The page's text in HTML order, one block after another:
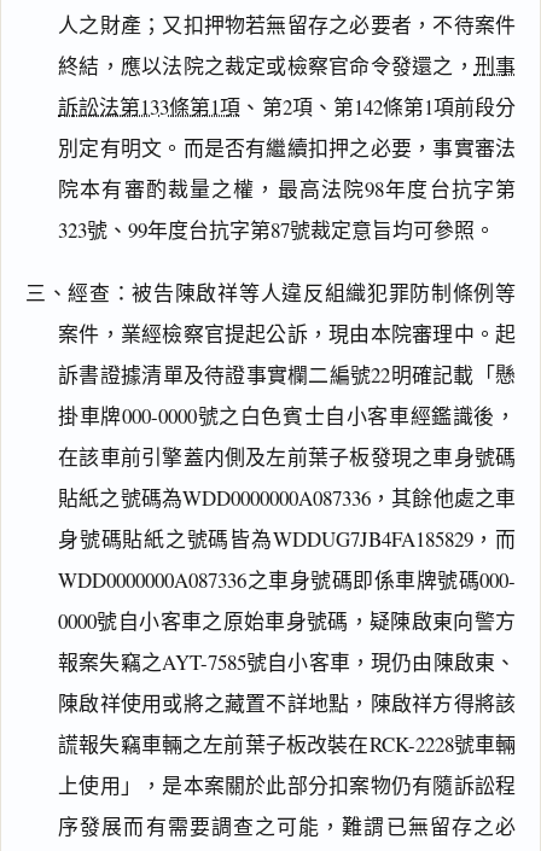
人之財產；又扣押物若無留存之必要者，不待案件
終結，應以法院之裁定或檢察官命令發還之， 刑事
訴訟法第133條第1項 、第2項、第142條第1項前段分
別定有明文。而是否有繼續扣押之必要，事實審法
院本有審酌裁量之權，最高法院98年度台抗字第
323號、99年度台抗字第87號裁定意旨均可參照。
三、經查：被告陳啟祥等人違反組織犯罪防制條例等
案件，業經檢察官提起公訴，現由本院審理中。起
訴書證據清單及待證事實欄二編號22明確記載「懸
掛車牌000-0000號之白色賓士自小客車經鑑識後，
在該車前引擎蓋内側及左前葉子板發現之車身號碼
貼紙之號碼為WDD0000000A087336，其餘他處之車
身號碼貼紙之號碼皆為WDDUG7JB4FA185829，而
WDD0000000A087336之車身號碼即係車牌號碼000-
0000號自小客車之原始車身號碼，疑陳啟東向警方
報案失竊之AYT-7585號自小客車，現仍由陳啟東、
陳啟祥使用或將之藏置不詳地點，陳啟祥方得將該
謊報失竊車輛之左前葉子板改裝在RCK-2228號車輛
上使用」，是本案關於此部分扣案物仍有隨訴訟程
序發展而有需要調查之可能，難謂已無留存之必
閱讀 研究